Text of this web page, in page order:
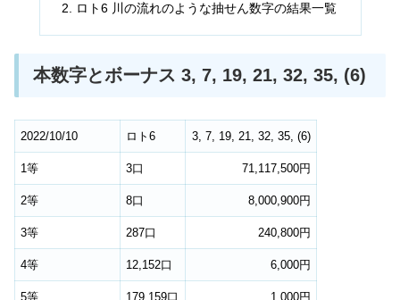
ロト6 川の流れのような抽せん数字の結果一覧
本数字とボーナス 3, 7, 19, 21, 32, 35, (6)
2022/10/10 ロト6 3, 7, 19, 21, 32, 35, (6)
1等 3口 71,117,500円
2等 8口 8,000,900円
3等 287口 240,800円
4等 12,152口 6,000円
5等 179,159口 1,000円